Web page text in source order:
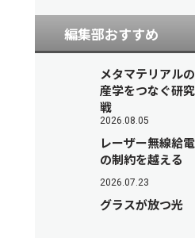
編集部おすすめ
メタマテリアル
産学をつなぐ研
戦
2026.08.05
レーザー無線給
の制約を越える
2026.07.23
グラスが放つ光